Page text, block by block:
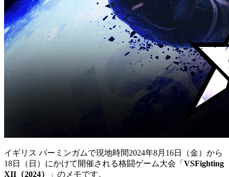
イギリス バーミンガムで現地時間2024年8月16日（金）から
18日（日）にかけて開催される格闘ゲーム大会「 VSFighting
XII（2024）
」のメモです。